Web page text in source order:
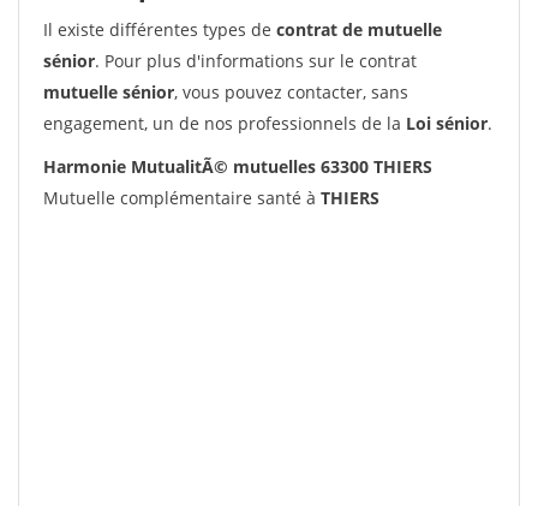
Il existe différentes types de contrat de mutuelle
sénior. Pour plus d'informations sur le contrat
mutuelle sénior, vous pouvez contacter, sans
engagement, un de nos professionnels de la Loi sénior.
Harmonie MutualitÃ© mutuelles 63300 THIERS
Mutuelle complémentaire santé à THIERS